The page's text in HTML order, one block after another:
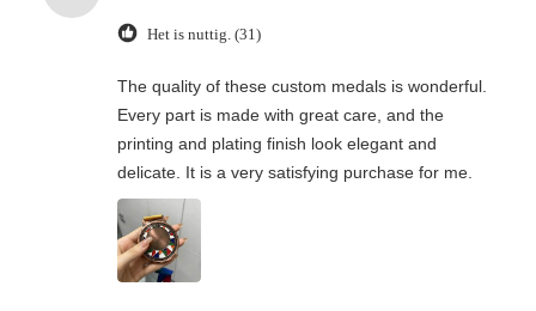
Het is nuttig. (31)
The quality of these custom medals is wonderful.
Every part is made with great care, and the
printing and plating finish look elegant and
delicate. It is a very satisfying purchase for me.